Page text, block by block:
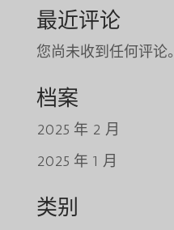
最近评论
您尚未收到任何评论。
档案
2025 年 2 月
2025 年 1 月
类别